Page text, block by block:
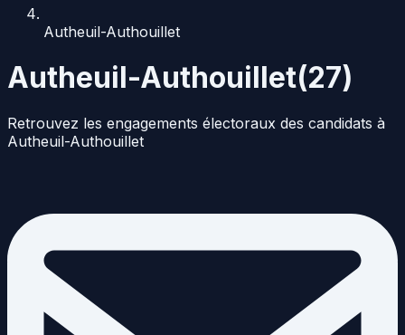
Autheuil-Authouillet
Autheuil-Authouillet(27)
Retrouvez les engagements électoraux des candidats à
Autheuil-Authouillet